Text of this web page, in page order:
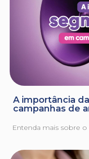
A importância
campanhas de
Entenda mais sobre o